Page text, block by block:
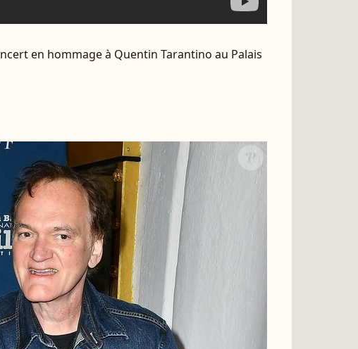
en hommage à Quentin Tarantino au Palais